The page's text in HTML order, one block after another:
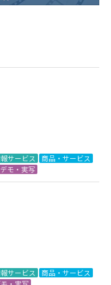
サービス
商品・サービス
デモ・実写
サービス
商品・サービス